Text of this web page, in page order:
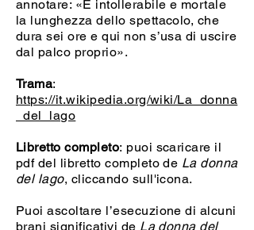
annotare: «È intollerabile e mortale
la lunghezza dello spettacolo, che
dura sei ore e qui non s’usa di uscire
dal palco proprio».
Trama:
https://it.wikipedia.org/wiki/La_donna
_del_lago
Libretto completo: puoi scaricare il
pdf del libretto completo de La donna
del lago, cliccando sull'icona.
Puoi ascoltare l’esecuzione di alcuni
brani significativi de La donna del